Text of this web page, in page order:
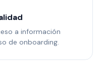
a información
de onboarding.